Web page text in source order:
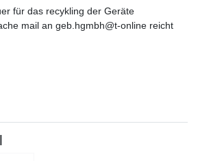
für das recykling der Geräte
mail an geb.hgmbh@t-online reicht